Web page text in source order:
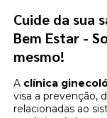
Cuide da sua
Bem Estar -
mesmo!
A clínica
visa a prevenção,
relacionadas ao